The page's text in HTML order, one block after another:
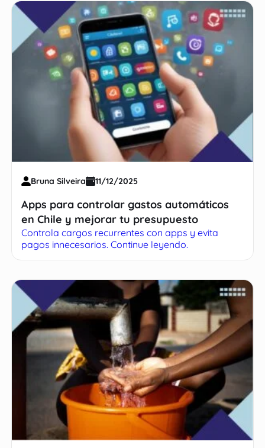
Bruna Silveira 11/12/2025
Apps para controlar gastos automáticos
en Chile y mejorar tu presupuesto
Controla cargos recurrentes con apps y evita
pagos innecesarios. Continue leyendo.